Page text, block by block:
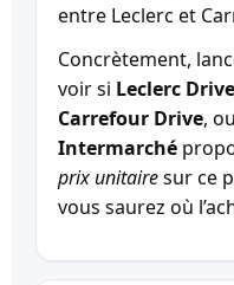
entre Leclerc et
Concrètement,
voir si Leclerc Drive
Carrefour Drive,
Intermarché
prix unitairesur ce
vous saurez où